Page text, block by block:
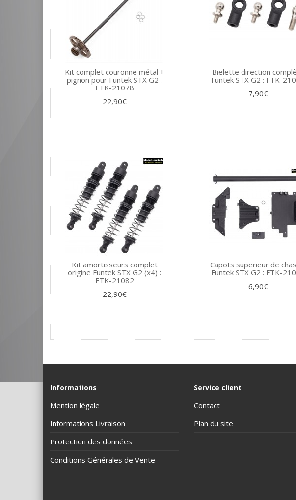
Kit complet couronne métal +
pignon pour Funtek STX G2 :
FTK-21078
22,90€
Bielette direction
Funtek STX G2 : FTK-
7,90€
Kit amortisseurs complet
origine Funtek STX G2 (x4) :
FTK-21082
22,90€
Capots superieur de
Funtek STX G2 : FTK-
6,90€
Informations
Mention légale
Informations Livraison
Protection des données
Conditions Générales de Vente
Service client
Contact
Plan du site